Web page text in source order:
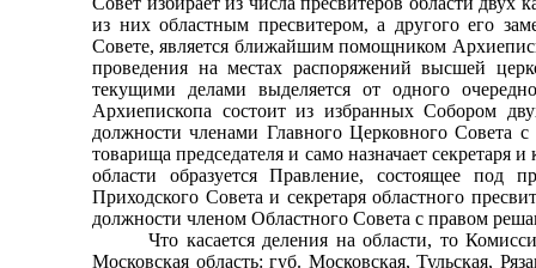
из них областным пресвитером, а другого его
Совете, является ближайшим помо­щником
проведения на местах распоряже­ний высшей
текущими делами выделяется от одного
Архиепископа состоит из избранных Собо­ром
должности членами Главного Церковного Совета
товарища председателя и само назначает
области образуется Правление, состоящее под
Приходского Совета и секретаря областного
должности членом Областного Совета с правом
Что касается деления на области, то
Мос­ковская область: губ. Московская, Тульская,